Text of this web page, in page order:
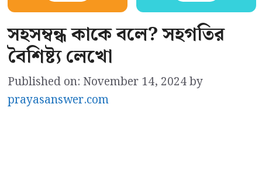
সহসম্বন্ধ কাকে বলে? সহগতির
বৈশিষ্ট্য লেখো
Published on: November 14, 2024by
prayasanswer.com